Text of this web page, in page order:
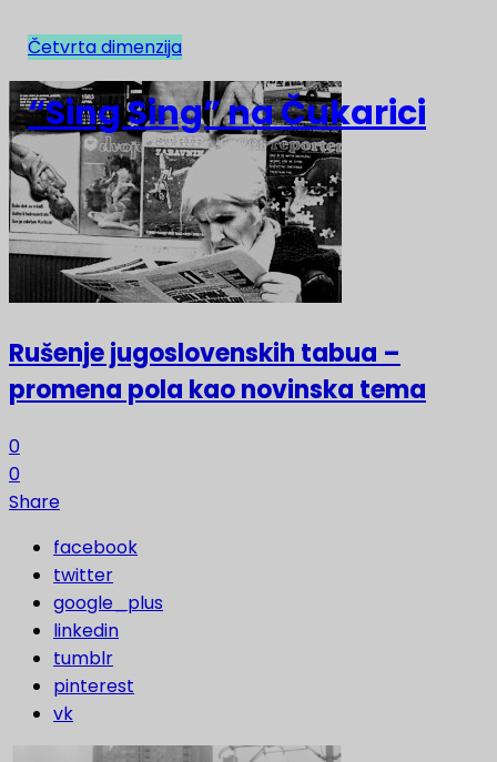
NAJNOVIJE
Rušenje jugoslovenskih tabua –
promena pola kao novinska tema
0
0
Share
facebook
twitter
google_plus
linkedin
tumblr
pinterest
vk
Četvrta dimenzija
“Sing Sing” na Čukarici